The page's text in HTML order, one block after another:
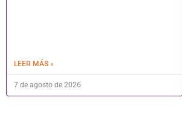
LEER MÁS »
7 de agosto de 2026